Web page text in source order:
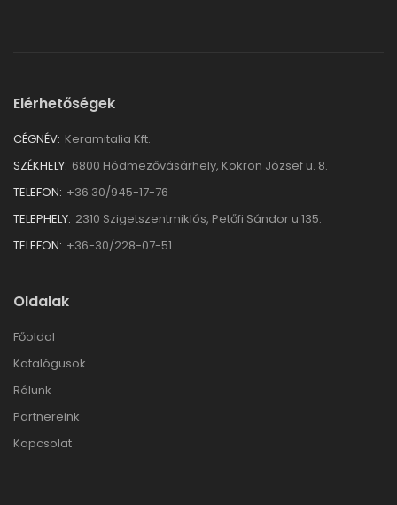
Elérhetőségek
CÉGNÉV: Keramitalia Kft.
SZÉKHELY: 6800 Hódmezővásárhely, Kokron József u. 8.
TELEFON: +36 30/945-17-76
TELEPHELY: 2310 Szigetszentmiklós, Petőfi Sándor u.135.
TELEFON: +36-30/228-07-51
Oldalak
Főoldal
Katalógusok
Rólunk
Partnereink
Kapcsolat